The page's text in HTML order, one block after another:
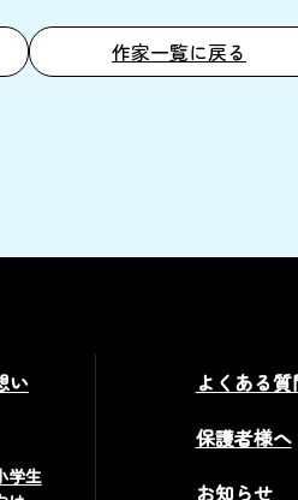
作家一覧に戻る
い
学生
よくある質
保護者様へ
お知らせ